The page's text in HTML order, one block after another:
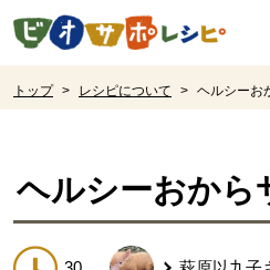
ページの先頭です。
トップ > レシピについて > ヘルシーお
ヘルシーおから